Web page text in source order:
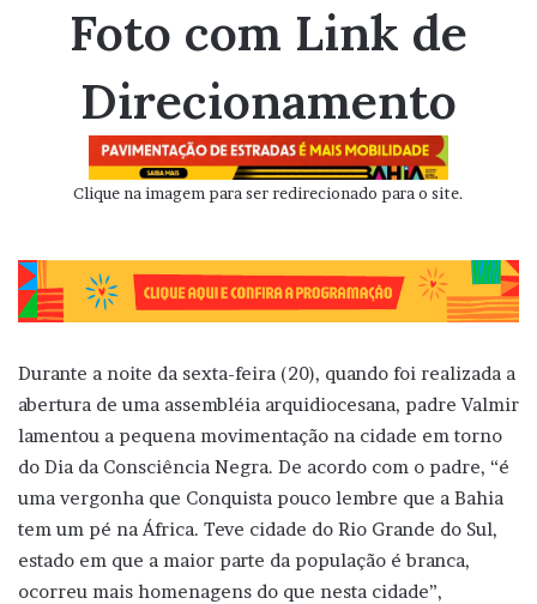
Foto com Link de
Direcionamento
Clique na imagem para ser redirecionado para o site.
Durante a noite da sexta-feira (20), quando foi realizada a
abertura de uma assembléia arquidiocesana, padre Valmir
lamentou a pequena movimentação na cidade em torno
do Dia da Consciência Negra. De acordo com o padre, “é
uma vergonha que Conquista pouco lembre que a Bahia
tem um pé na África. Teve cidade do Rio Grande do Sul,
estado em que a maior parte da população é branca,
ocorreu mais homenagens do que nesta cidade”,